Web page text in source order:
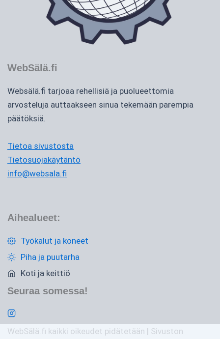
WebSälä.fi
Websälä.fi tarjoaa rehellisiä ja puolueettomia
arvosteluja auttaakseen sinua tekemään parempia
päätöksiä.
Tietoa sivustosta
Tietosuojakäytäntö
info@websala.fi
Aihealueet:
Työkalut ja koneet
Piha ja puutarha
Koti ja keittiö
Seuraa somessa!
WebSälä.fi kaikki oikeudet pidätetään | Sivuston